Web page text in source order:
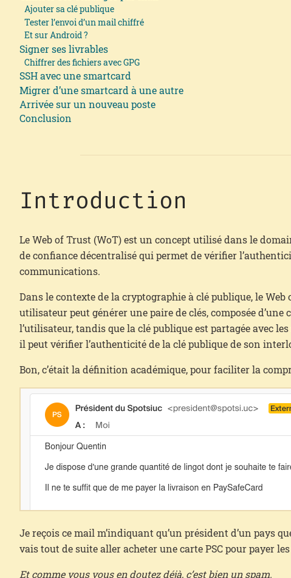
Ajouter sa clé publique
Tester l’envoi d’un mail chiffré
Et sur Android ?
Signer ses livrables
Chiffrer des fichiers avec GPG
SSH avec une smartcard
Migrer d’une smartcard à une autre
Arrivée sur un nouveau poste
Conclusion
Introduction
Le Web of Trust (WoT) est un concept utilisé dans le
de confiance décentralisé qui permet de vérifier
communications.
Dans le contexte de la cryptographie à clé publique, le
utilisateur peut générer une paire de clés, composée d’une
l’utilisateur, tandis que la clé publique est partagée avec
il peut vérifier l’authenticité de la clé publique de son
Bon, c’était la définition académique, pour faciliter la
Je reçois ce mail m’indiquant qu’un président d’un pays
vais tout de suite aller acheter une carte PSC pour payer
Et comme vous vous en doutez déjà, c’est bien un spam.